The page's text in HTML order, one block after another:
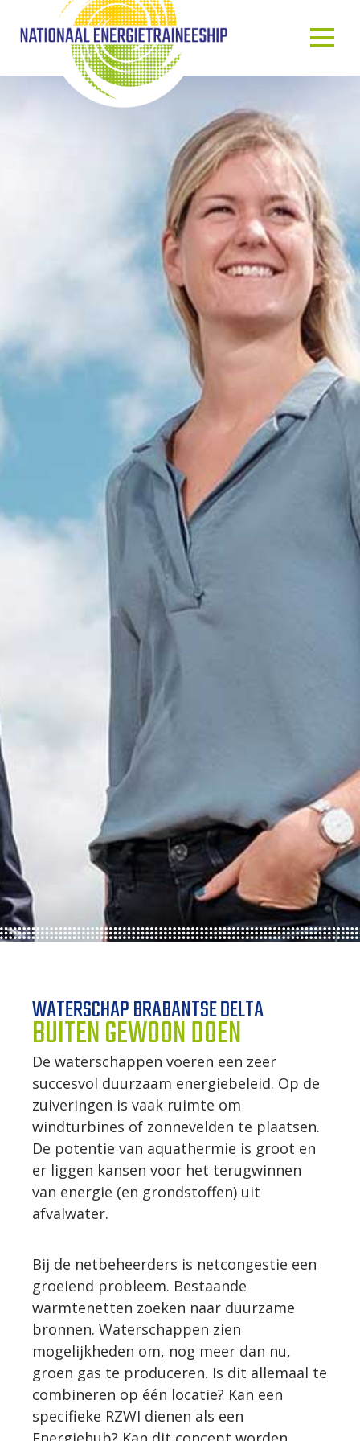
OVER ONS
HET TRAINEESHIP
ONZE MENSEN
ONZE GASTSPREKERS
AGENDA
STARTERS
JOUW VERHAAL
PROGRAMMA INHOUD
SELECTIEPROCEDURE
JOUW TOEKOMST
ONZE TRAINEES
ONZE ALUMNI
VACATURES
ORGANISATIES
UW VERHAAL
KETENAANPAK
UW NETWERK
WERKWIJZE
UW PROJECT
CONTACT
WATERSCHAP BRABANTSE DELTA
BUITEN GEWOON DOEN
De waterschappen voeren een zeer
succesvol duurzaam energiebeleid. Op de
zuiveringen is vaak ruimte om
windturbines of zonnevelden te plaatsen.
De potentie van aquathermie is groot en
er liggen kansen voor het terugwinnen
van energie (en grondstoffen) uit
afvalwater.
Bij de netbeheerders is netcongestie een
groeiend probleem. Bestaande
warmtenetten zoeken naar duurzame
bronnen. Waterschappen zien
mogelijkheden om, nog meer dan nu,
groen gas te produceren. Is dit allemaal te
combineren op één locatie? Kan een
specifieke RZWI dienen als een